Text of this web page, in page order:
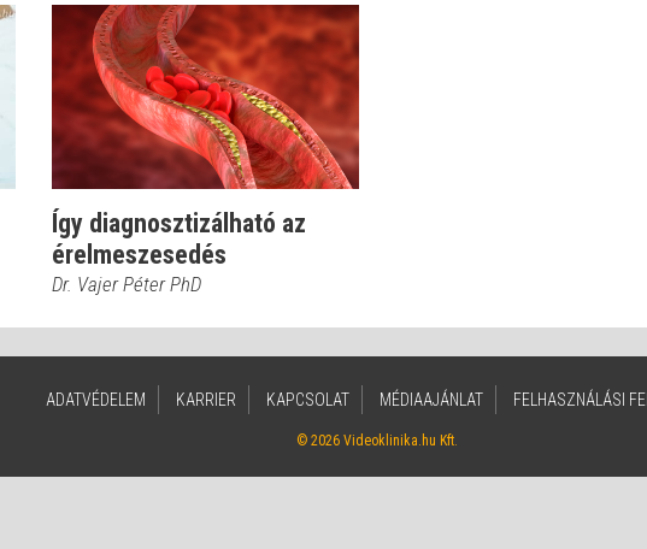
Így diagnosztizálható az
érelmeszesedés
Dr. Vajer Péter PhD
ADATVÉDELEM KARRIER KAPCSOLAT MÉDIAAJÁNLAT FELHASZNÁLÁSI
© 2026 Videoklinika.hu Kft.